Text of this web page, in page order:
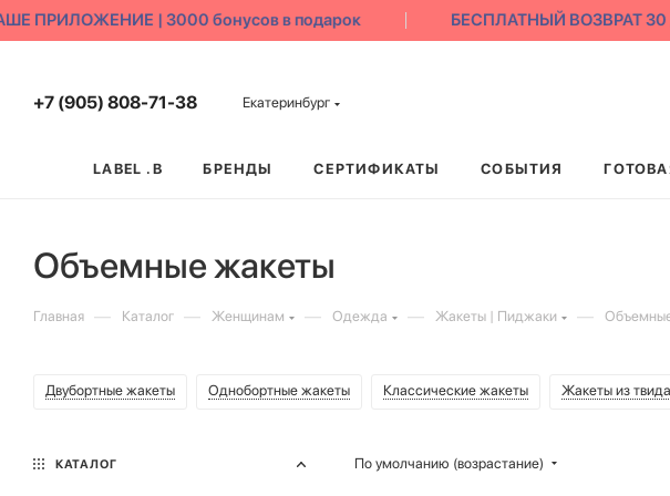
| 3000 бонусов в подарок БЕСПЛАТНЫЙ ВОЗВРАТ 30
+7 (905) 808-71-38 Екатеринбург
LABEL .B БРЕНДЫ СЕРТИФИКАТЫ СОБЫТИЯ
Объемные жакеты
Главная — Каталог — Женщинам — Одежда — Жакеты | Пиджаки —
Двубортные жакеты Однобортные жакеты Классические жакеты Жакеты из твида
По умолчанию (возрастание)
КАТАЛОГ